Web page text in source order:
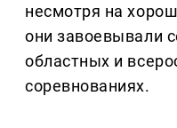
несмотря на
они завоевывали
областных и
соревнованиях.